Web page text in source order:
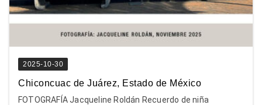
2025-10-30
Chiconcuac de Juárez, Estado de México
FOTOGRAFÍA Jacqueline Roldán Recuerdo de niña